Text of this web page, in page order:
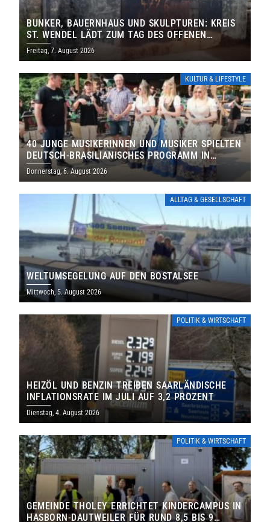
BUNKER, BAUERNHAUS UND SKULPTUREN: KREIS
ST. WENDEL LÄDT ZUM TAG DES OFFENEN
DENKMALS EIN
Freitag, 7. August 2026
KULTUR & LIFESTYLE
40 JUNGE MUSIKERINNEN UND MUSIKER SPIELTEN
DEUTSCH-BRASILIANISCHES PROGRAMM IN
THOLEY
Donnerstag, 6. August 2026
ALLTAG & GESELLSCHAFT
WELTUMSEGELUNG AUF DEN BOSTALSEE
Mittwoch, 5. August 2026
POLITIK & WIRTSCHAFT
HEIZÖL UND BENZIN TREIBEN SAARLÄNDISCHE
INFLATIONSRATE IM JULI AUF 3,2 PROZENT
Dienstag, 4. August 2026
POLITIK & WIRTSCHAFT
GEMEINDE THOLEY ERRICHTET KINDERCAMPUS IN
HASBORN-DAUTWEILER FÜR RUND 8,5 BIS 9